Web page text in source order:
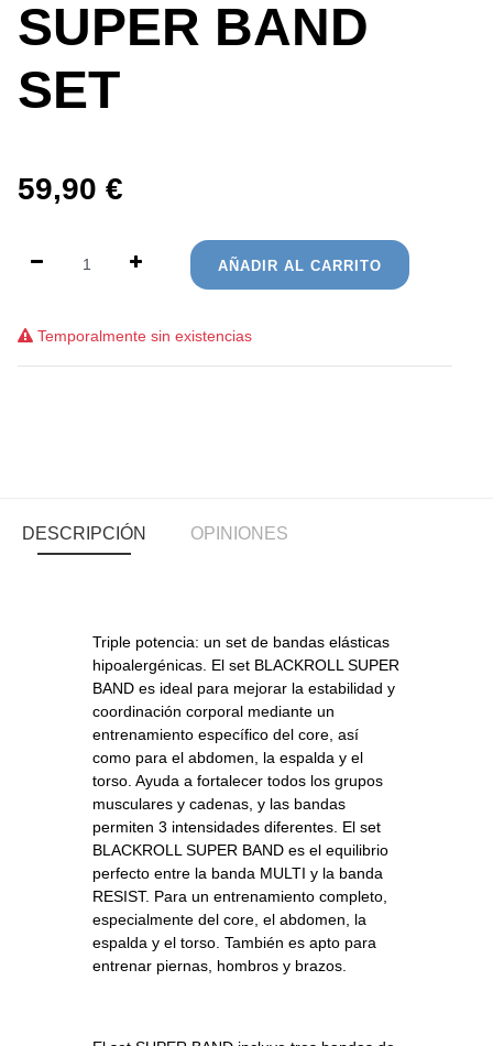
SUPER BAND
SET
59,90 €
AÑADIR AL CARRITO
Temporalmente sin existencias
DESCRIPCIÓN OPINIONES
Triple potencia: un set de bandas elásticas
hipoalergénicas. El set BLACKROLL SUPER
BAND es ideal para mejorar la estabilidad y
coordinación corporal mediante un
entrenamiento específico del core, así
como para el abdomen, la espalda y el
torso. Ayuda a fortalecer todos los grupos
musculares y cadenas, y las bandas
permiten 3 intensidades diferentes. El set
BLACKROLL SUPER BAND es el equilibrio
perfecto entre la banda MULTI y la banda
RESIST. Para un entrenamiento completo,
especialmente del core, el abdomen, la
espalda y el torso. También es apto para
entrenar piernas, hombros y brazos.